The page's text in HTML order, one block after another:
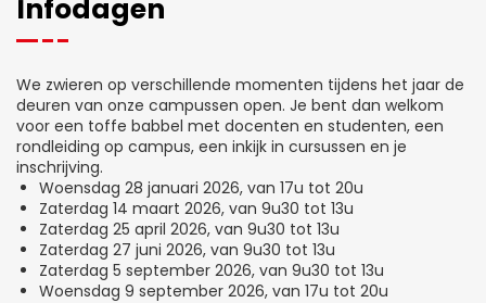
Infodagen
We zwieren op verschillende momenten tijdens het jaar de
deuren van onze campussen open. Je bent dan welkom
voor een toffe babbel met docenten en studenten, een
rondleiding op campus, een inkijk in cursussen en je
inschrijving.
Woensdag 28 januari 2026, van 17u tot 20u
Zaterdag 14 maart 2026, van 9u30 tot 13u
Zaterdag 25 april 2026, van 9u30 tot 13u
Zaterdag 27 juni 2026, van 9u30 tot 13u
Zaterdag 5 september 2026, van 9u30 tot 13u
Woensdag 9 september 2026, van 17u tot 20u